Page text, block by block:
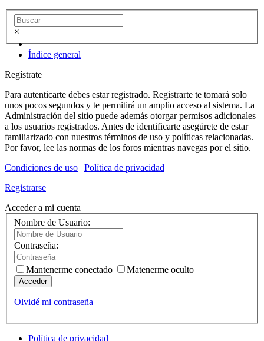
×
Índice general
Regístrate
Para autenticarte debes estar registrado. Registrarte te tomará solo
unos pocos segundos y te permitirá un amplio acceso al sistema. La
Administración del sitio puede además otorgar permisos adicionales
a los usuarios registrados. Antes de identificarte asegúrete de estar
familiarizado con nuestros términos de uso y políticas relacionadas.
Por favor, lee las normas de los foros mientras navegas por el sitio.
Condiciones de uso | Política de privacidad
Registrarse
Acceder a mi cuenta
Nombre de Usuario:
Contraseña:
Mantenerme conectado Matenerme oculto
Acceder
Olvidé mi contraseña
Política de privacidad